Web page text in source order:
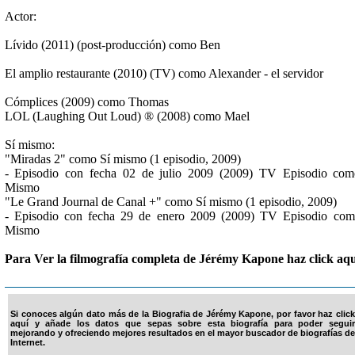
Actor:
Lívido (2011) (post-producción) como Ben
El amplio restaurante (2010) (TV) como Alexander - el servidor
Cómplices (2009) como Thomas
LOL (Laughing Out Loud) ® (2008) como Mael
Sí mismo:
"Miradas 2" como Sí mismo (1 episodio, 2009)
- Episodio con fecha 02 de julio 2009 (2009) TV Episodio
Mismo
"Le Grand Journal de Canal +" como Sí mismo (1 episodio, 2009)
- Episodio con fecha 29 de enero 2009 (2009) TV Episodio
Mismo
Para Ver la filmografía completa de Jérémy Kapone haz click
Si conoces algún dato más de la Biografia de Jérémy Kapone, por favor haz click
aquí y añade los datos que sepas sobre esta biografía para poder seguir
mejorando y ofreciendo mejores resultados en el mayor buscador de biografías de
Internet.